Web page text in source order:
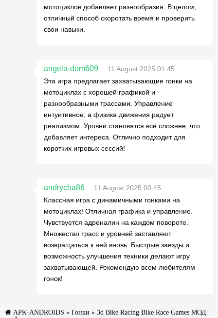
мотоциклов добавляет разнообразия. В целом,
отличный способ скоротать время и проверить
свои навыки.
angela-dom609
11 August 2025 01:45
Эта игра предлагает захватывающие гонки на
мотоциклах с хорошей графикой и
разнообразными трассами. Управление
интуитивное, а физика движения радует
реализмом. Уровни становятся всё сложнее, что
добавляет интереса. Отлично подходит для
коротких игровых сессий!
andrycha86
11 August 2025 00:45
Классная игра с динамичными гонками на
мотоциклах! Отличная графика и управление.
Чувствуется адреналин на каждом повороте.
Множество трасс и уровней заставляют
возвращаться к ней вновь. Быстрые заезды и
возможность улучшения техники делают игру
захватывающей. Рекомендую всем любителям
гонок!
APK-ANDROIDS » Гонки » 3d Bike Racing Bike Race Games МОД